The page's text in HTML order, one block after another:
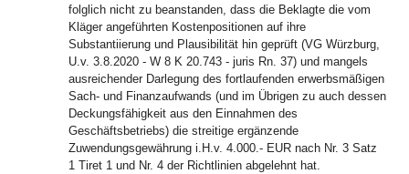
folglich nicht zu beanstanden, dass die Beklagte die vom
Kläger angeführten Kostenpositionen auf ihre
Substantiierung und Plausibilität hin geprüft (VG Würzburg,
U.v. 3.8.2020 - W 8 K 20.743 - juris Rn. 37) und mangels
ausreichender Darlegung des fortlaufenden erwerbsmäßigen
Sach- und Finanzaufwands (und im Übrigen zu auch dessen
Deckungsfähigkeit aus den Einnahmen des
Geschäftsbetriebs) die streitige ergänzende
Zuwendungsgewährung i.H.v. 4.000.- EUR nach Nr. 3 Satz
1 Tiret 1 und Nr. 4 der Richtlinien abgelehnt hat.